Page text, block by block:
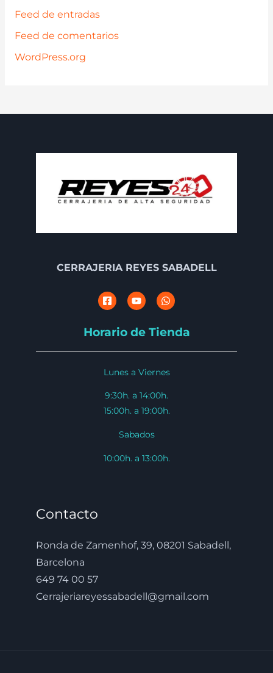
Feed de entradas
Feed de comentarios
WordPress.org
CERRAJERIA REYES SABADELL
Horario de Tienda
Lunes a Viernes
9:30h. a 14:00h.
15:00h. a 19:00h.
Sabados
10:00h. a 13:00h.
Contacto
Ronda de Zamenhof, 39, 08201 Sabadell,
Barcelona
649 74 00 57
Cerrajeriareyessabadell@gmail.com